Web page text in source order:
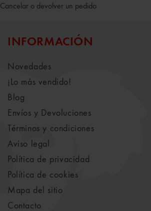
Cancelar o devolver un pedido
INFORMACIÓN
Novedades
¡Lo más vendido!
Blog
Envíos y Devoluciones
Términos y condiciones
Aviso legal
Política de privacidad
Política de cookies
Mapa del sitio
Contacto